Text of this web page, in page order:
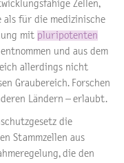
Zellen,
als für die medizinische
mit pluripotenten
und aus dem
allerdings nicht
Graubereich. Forschen
Ländern – erlaubt.
die
Stammzellen aus
die den